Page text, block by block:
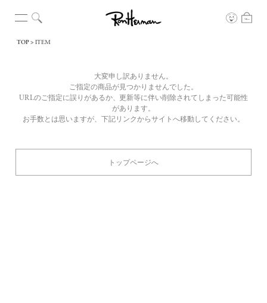
TOP ITEM
大変申し訳ありません。
ご指定の商品が見つかりませんでした。
URLのご指定に誤りがあるか、更新等に伴い削除されてしまった可能性
があります。
お手数とは思いますが、下記リンクからサイトへ移動してください。
トップページへ